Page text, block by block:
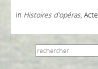
in Histoires d'opéras,